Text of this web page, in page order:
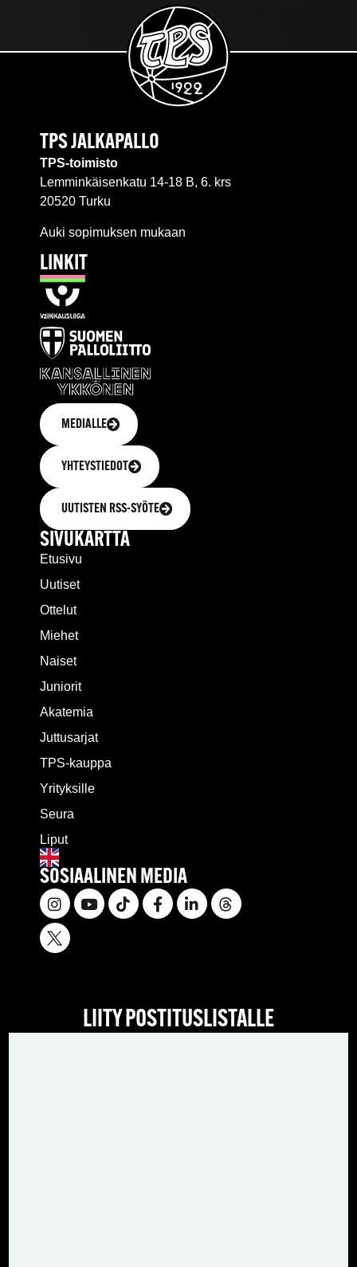
TPS JALKAPALLO
TPS-toimisto
Lemminkäisenkatu 14-18 B, 6. krs
20520 Turku
Auki sopimuksen mukaan
LINKIT
MEDIALLE
YHTEYSTIEDOT
UUTISTEN RSS-SYÖTE
SIVUKARTTA
Etusivu
Uutiset
Ottelut
Miehet
Naiset
Juniorit
Akatemia
Juttusarjat
TPS-kauppa
Yrityksille
Seura
Liput
SOSIAALINEN MEDIA
LIITY POSTITUSLISTALLE